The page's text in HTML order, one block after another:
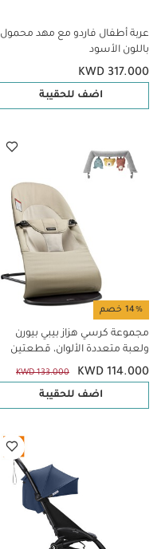
عربة أطفال فاردو مع مهد محمول
باللون الأسود
KWD 317.000
اضف للحقيبة
14% خصم
مجموعة كرسي هزاز بيبي بيورن
ولعبة متعددة الألوان، قطعتين
KWD 114.000
KWD 133.000
اضف للحقيبة